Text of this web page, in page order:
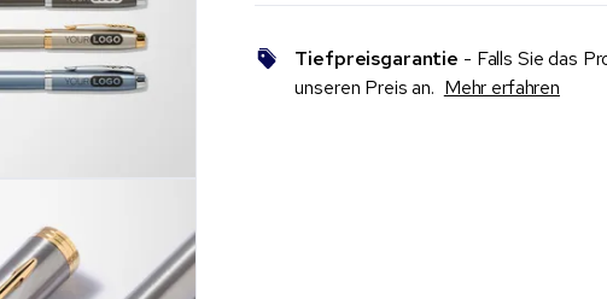
Tiefpreisgarantie - Falls Sie das
unseren Preis an. Mehr erfahren